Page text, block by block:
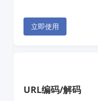
立即使用
URL编码/解码